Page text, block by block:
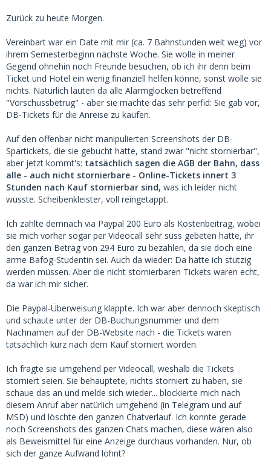
Zurück zu heute Morgen.
Vereinbart war ein Date mit mir (ca. 7 Bahnstunden weit weg) vor
ihrem Semesterbeginn nächste Woche. Sie wolle in meiner
Gegend ohnehin noch Freunde besuchen, ob ich ihr denn beim
Ticket und Hotel ein wenig finanziell helfen könne, sonst wolle sie
nichts. Natürlich läuten da alle Alarmglocken betreffend
"Vorschussbetrug" - aber sie machte das sehr perfid: Sie gab vor,
DB-Tickets für die Anreise zu kaufen.
Auf den offenbar nicht manipulierten Screenshots der DB-
Spartickets, die sie gebucht hatte, stand zwar "nicht stornierbar",
aber jetzt kommt's: tatsächlich sagen die AGB der Bahn, dass
alle - auch nicht stornierbare - Online-Tickets innert 3
Stunden nach Kauf stornierbar sind, was ich leider nicht
wusste. Scheibenkleister, voll reingetappt.
Ich zahlte demnach via Paypal 200 Euro als Kostenbeitrag, wobei
sie mich vorher sogar per Videocall sehr süss gebeten hatte, ihr
den ganzen Betrag von 294 Euro zu bezahlen, da sie doch eine
arme Bafög-Studentin sei. Auch da wieder: Da hätte ich stutzig
werden müssen. Aber die nicht stornierbaren Tickets waren echt,
da war ich mir sicher.
Die Paypal-Überweisung klappte. Ich war aber dennoch skeptisch
und schaute unter der DB-Buchungsnummer und dem
Nachnamen auf der DB-Website nach - die Tickets waren
tatsächlich kurz nach dem Kauf storniert worden.
Ich fragte sie umgehend per Videocall, weshalb die Tickets
storniert seien. Sie behauptete, nichts storniert zu haben, sie
schaue das an und melde sich wieder... blockierte mich nach
diesem Anruf aber natürlich umgehend (in Telegram und auf
MSD) und löschte den ganzen Chatverlauf. Ich konnte gerade
noch Screenshots des ganzen Chats machen, diese wären also
als Beweismittel für eine Anzeige durchaus vorhanden. Nur, ob
sich der ganze Aufwand lohnt?